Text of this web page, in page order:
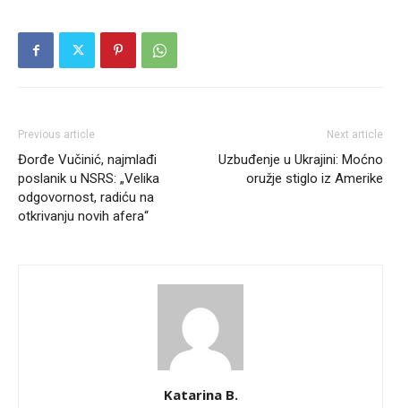
Previous article
Đorđe Vučinić, najmlađi
poslanik u NSRS: „Velika
odgovornost, radiću na
otkrivanju novih afera“
Next article
Uzbuđenje u Ukrajini: Moćno
oružje stiglo iz Amerike
Katarina B.